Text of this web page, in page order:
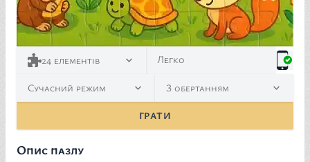
24 елементів Легко
Сучасний режим З обертанням
ГРАТИ
Опис пазлу